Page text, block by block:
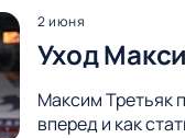
2 июня
Уход
Максим Третьяк
вперед и как